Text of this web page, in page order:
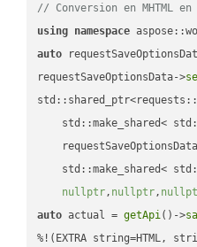
// Conversion en MHTML
using namespace
auto
requestSaveOptionsData->
std::make_shared<
std::make_shared<
nullptr, nullptr,
auto actual = getApi()->